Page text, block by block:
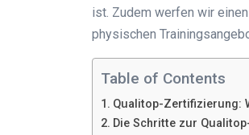
ist. Zudem werfen wir
physischen
Table of Contents
Qualitop-Zertifizierung:
Die Schritte zur